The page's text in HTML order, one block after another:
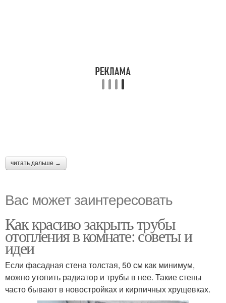
читать дальше →
Вас может заинтересовать
Как красиво закрыть трубы
отопления в комнате: советы и
идеи
Если фасадная стена толстая, 50 см как минимум,
можно утопить радиатор и трубы в нее. Такие стены
часто бывают в новостройках и кирпичных хрущевках.